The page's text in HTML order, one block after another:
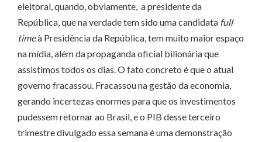
eleitoral, quando, obviamente, a presidente da
República, que na verdade tem sido uma candidata full
timeà Presidência da República, tem muito maior espaço
na mídia, além da propaganda oficial bilionária que
assistimos todos os dias. O fato concreto é que o atual
governo fracassou. Fracassou na gestão da economia,
gerando incertezas enormes para que os investimentos
pudessem retornar ao Brasil, e o PIB desse terceiro
trimestre divulgado essa semana é uma demonstração